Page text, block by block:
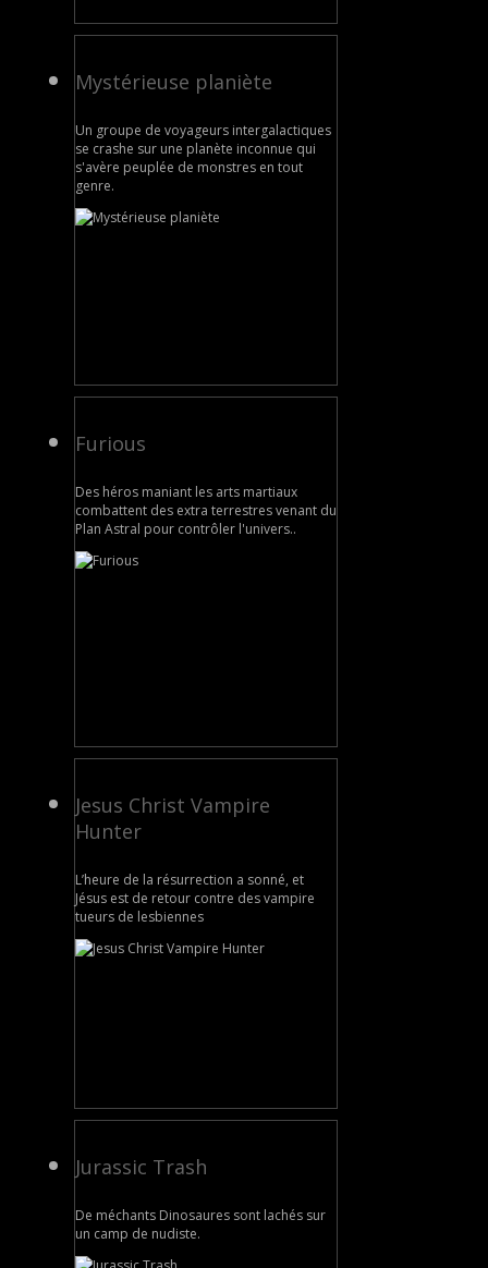
Mystérieuse planiète
Un groupe de voyageurs intergalactiques
se crashe sur une planète inconnue qui
s'avère peuplée de monstres en tout
genre.
Furious
Des héros maniant les arts martiaux
combattent des extra terrestres venant du
Plan Astral pour contrôler l'univers..
Jesus Christ Vampire
Hunter
L’heure de la résurrection a sonné, et
Jésus est de retour contre des vampire
tueurs de lesbiennes
Jurassic Trash
De méchants Dinosaures sont lachés sur
un camp de nudiste.